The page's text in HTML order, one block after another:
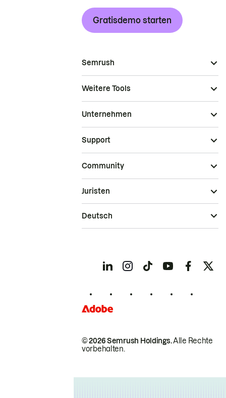
Gratisdemo starten
Semrush
Weitere Tools
Unternehmen
Support
Community
© 2026 Semrush Holdings.Alle Rechte
vorbehalten.
Juristen
Deutsch